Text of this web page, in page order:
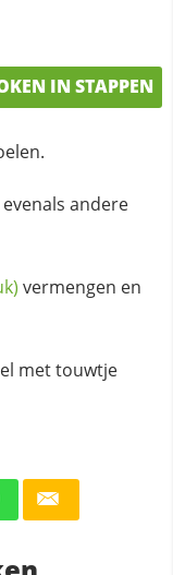
IN STAPPEN
andere
vermengen en
met touwtje